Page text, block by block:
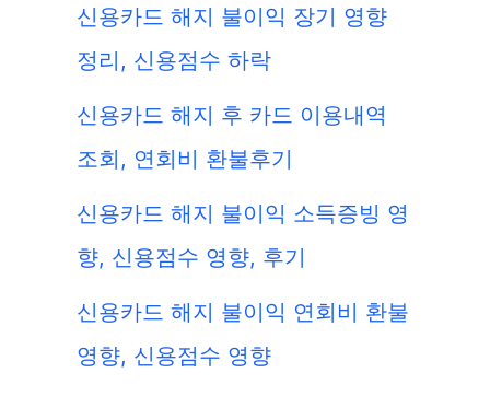
신용카드 해지 불이익 장기 영향
정리, 신용점수 하락
신용카드 해지 후 카드 이용내역
조회, 연회비 환불후기
신용카드 해지 불이익 소득증빙 영
향, 신용점수 영향, 후기
신용카드 해지 불이익 연회비 환불
영향, 신용점수 영향